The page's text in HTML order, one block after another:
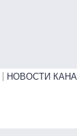
НОВОСТИ